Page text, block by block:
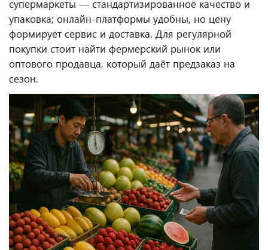
супермаркеты — стандартизированное качество и
упаковка; онлайн-платформы удобны, но цену
формирует сервис и доставка. Для регулярной
покупки стоит найти фермерский рынок или
оптового продавца, который даёт предзаказ на
сезон.